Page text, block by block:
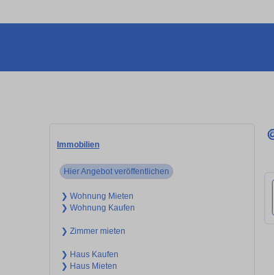
Immobilien
Hier Angebot veröffentlichen
❯ Wohnung Mieten
❯ Wohnung Kaufen
❯ Zimmer mieten
❯ Haus Kaufen
❯ Haus Mieten